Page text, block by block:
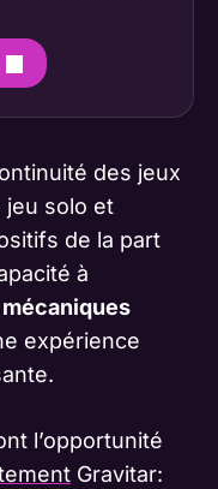
des jeux
jeu solo et
de la part
à
expérience
l’opportunité
Gravitar: